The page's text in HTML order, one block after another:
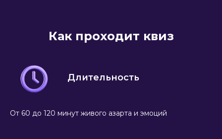
Как проходит квиз
Длительность
От 60 до 120 минут живого азарта и эмоций